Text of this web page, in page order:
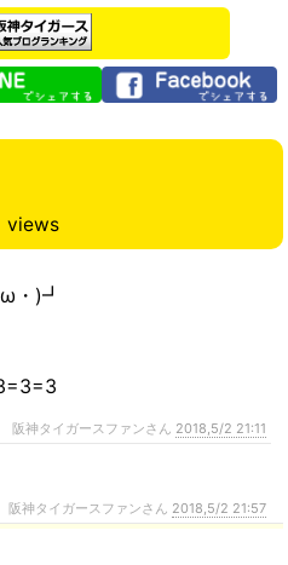
views
・)┛
阪神タイガースファンさん 2018,5/2 21:11
阪神タイガースファンさん 2018,5/2 21:57